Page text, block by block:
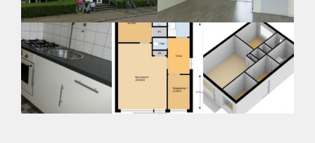
Onbepaalde termijn
Oplevering
Kaal